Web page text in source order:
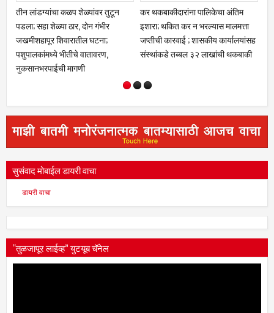
कळप शेळ्यांवर तुटून
ठार, दोन गंभीर
घटना;
वातावरण,
मागणी
कर थकबाकीदारांना पालिकेचा अंतिम
इशारा; थकित कर न भरल्यास मालमत्ता
जप्तीची कारवाई ; शासकीय कार्यालयांसह
संस्थांकडे तब्बल ३२ लाखांची थकबाकी
क्रीडा क्षेत्रात
विद्यापीठाकडून नऊ
प्रशिक्षक व
सुसंवाद मोबाईल डायरी वाचा
डायरी वाचा
“तुळजापूर लाईव्ह” युटयूब चॅनेल